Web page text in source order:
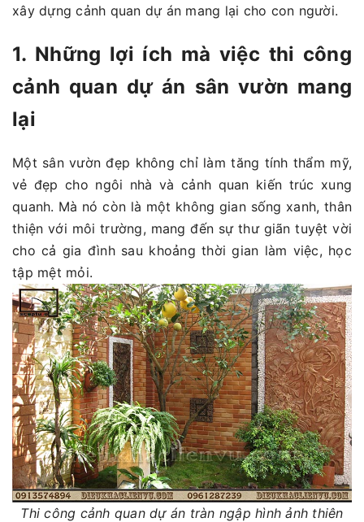
xây dựng cảnh quan dự án mang lại cho con người.
1. Những lợi ích mà việc thi công
cảnh quan dự án sân vườn mang
lại
Một sân vườn đẹp không chỉ làm tăng tính thẩm mỹ,
vẻ đẹp cho ngôi nhà và cảnh quan kiến trúc xung
quanh. Mà nó còn là một không gian sống xanh, thân
thiện với môi trường, mang đến sự thư giãn tuyệt vời
cho cả gia đình sau khoảng thời gian làm việc, học
tập mệt mỏi.
Thi công cảnh quan dự án tràn ngập hình ảnh thiên